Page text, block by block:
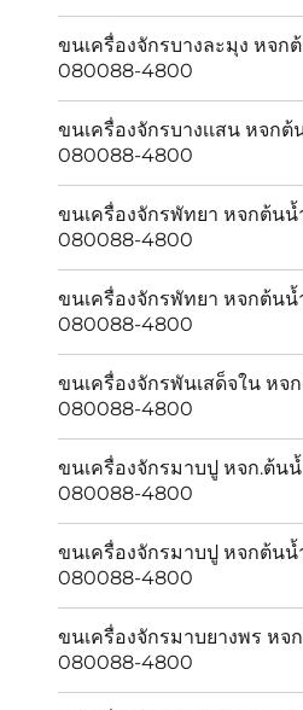
ขนเครื่องจักรบางละมุง หจ
080088-4800
ขนเครื่องจักรบางเเสน หจก
080088-4800
ขนเครื่องจักรพัทยา หจกต้น
080088-4800
ขนเครื่องจักรพัทยา หจกต้น
080088-4800
ขนเครื่องจักรพันเสด็จใน ห
080088-4800
ขนเครื่องจักรมาบปู หจก.ต้น
080088-4800
ขนเครื่องจักรมาบปู หจกต้น
080088-4800
ขนเครื่องจักรมาบยางพร ห
080088-4800